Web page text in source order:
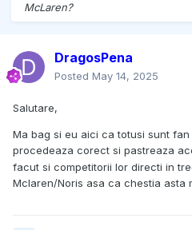
McLaren?
DragosPena
Posted May 14, 2025
Salutare,
Ma bag si eu aici ca totusi sunt
procedeaza corect si pastreaza
facut si competitorii lor directi in
Mclaren/Noris asa ca chestia asta